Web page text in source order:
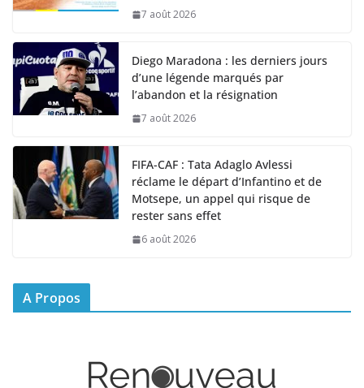
7 août 2026
Diego Maradona : les derniers jours
d’une légende marqués par
l’abandon et la résignation
7 août 2026
FIFA-CAF : Tata Adaglo Avlessi
réclame le départ d’Infantino et de
Motsepe, un appel qui risque de
rester sans effet
6 août 2026
A Propos